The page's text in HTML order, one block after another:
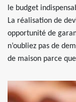
le budget
La réalisation de
opportunité de
n’oubliez pas de
de maison parce